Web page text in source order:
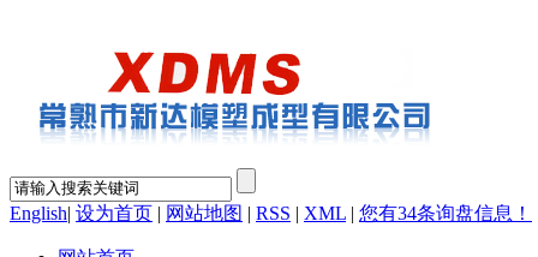
English| 设为首页 | 网站地图 | RSS | XML | 您有34条询盘信息！